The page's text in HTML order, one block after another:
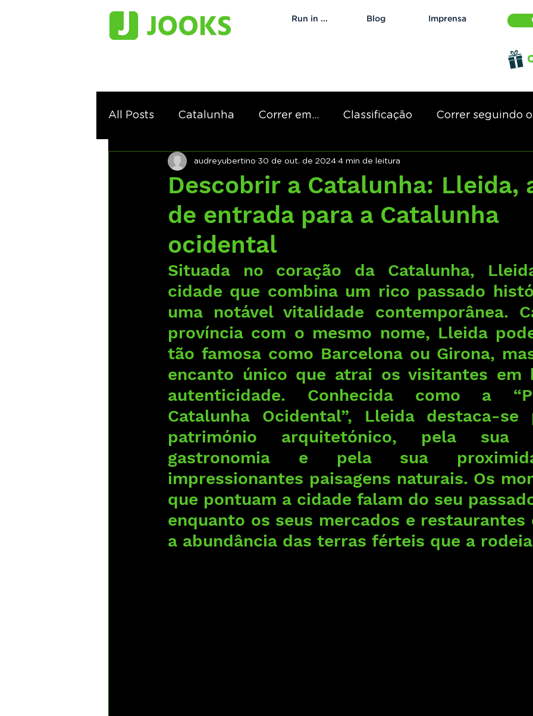
Run in ... Blog Imprensa
All Posts Catalunha Correr em... Classificação Correr seguindo
Descobrir a Catalunha: Lleida,
de entrada para a Catalunha
ocidental
audreyubertino 30 de out. de 2024 4 min de leitura
Situada no coração da Catalunha,
cidade que combina um rico passado
uma notável vitalidade contemporânea.
província com o mesmo nome, Lleida
tão famosa como Barcelona ou Girona,
encanto único que atrai os visitantes em
autenticidade. Conhecida como a
Catalunha Ocidental”, Lleida destaca-se
património arquitetónico, pela sua
gastronomia e pela sua
impressionantes paisagens naturais. Os
que pontuam a cidade falam do seu
enquanto os seus mercados e restaurantes
a abundância das terras férteis que a